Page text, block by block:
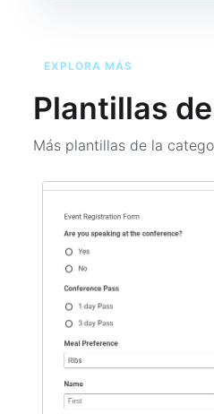
EXPLORA MÁS
Plantillas
Más plantillas de la